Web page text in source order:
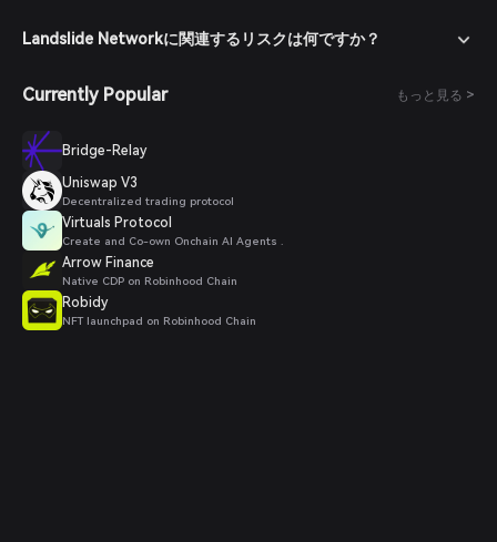
Landslide Networkに関連するリスクは何ですか？
Currently Popular もっと見る >
Bridge-Relay
Uniswap V3
Decentralized trading protocol
Virtuals Protocol
Create and Co-own Onchain AI Agents .
Arrow Finance
Native CDP on Robinhood Chain
Robidy
NFT launchpad on Robinhood Chain